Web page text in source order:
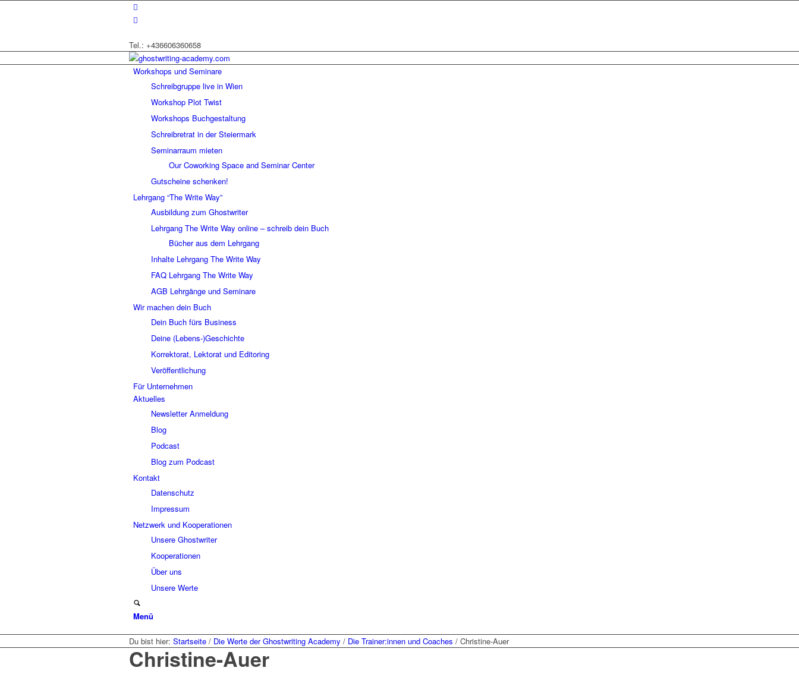
Tel.: +436606360658
Workshops und Seminare
Schreibgruppe live in Wien
Workshop Plot Twist
Workshops Buchgestaltung
Schreibretrat in der Steiermark
Seminarraum mieten
Our Coworking Space and Seminar Center
Gutscheine schenken!
Lehrgang “The Write Way”
Ausbildung zum Ghostwriter
Lehrgang The Write Way online – schreib dein Buch
Bücher aus dem Lehrgang
Inhalte Lehrgang The Write Way
FAQ Lehrgang The Write Way
AGB Lehrgänge und Seminare
Wir machen dein Buch
Dein Buch fürs Business
Deine (Lebens-)Geschichte
Korrektorat, Lektorat und Editoring
Veröffentlichung
Für Unternehmen
Aktuelles
Newsletter Anmeldung
Blog
Podcast
Blog zum Podcast
Kontakt
Datenschutz
Impressum
Netzwerk und Kooperationen
Unsere Ghostwriter
Kooperationen
Über uns
Unsere Werte
Menü
Du bist hier: Startseite / Die Werte der Ghostwriting Academy / Die Trainer:innen und Coaches / Christine-Auer
Christine-Auer